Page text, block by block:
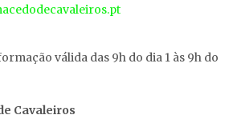
válida das 9h do dia 1 às 9h do
Cavaleiros